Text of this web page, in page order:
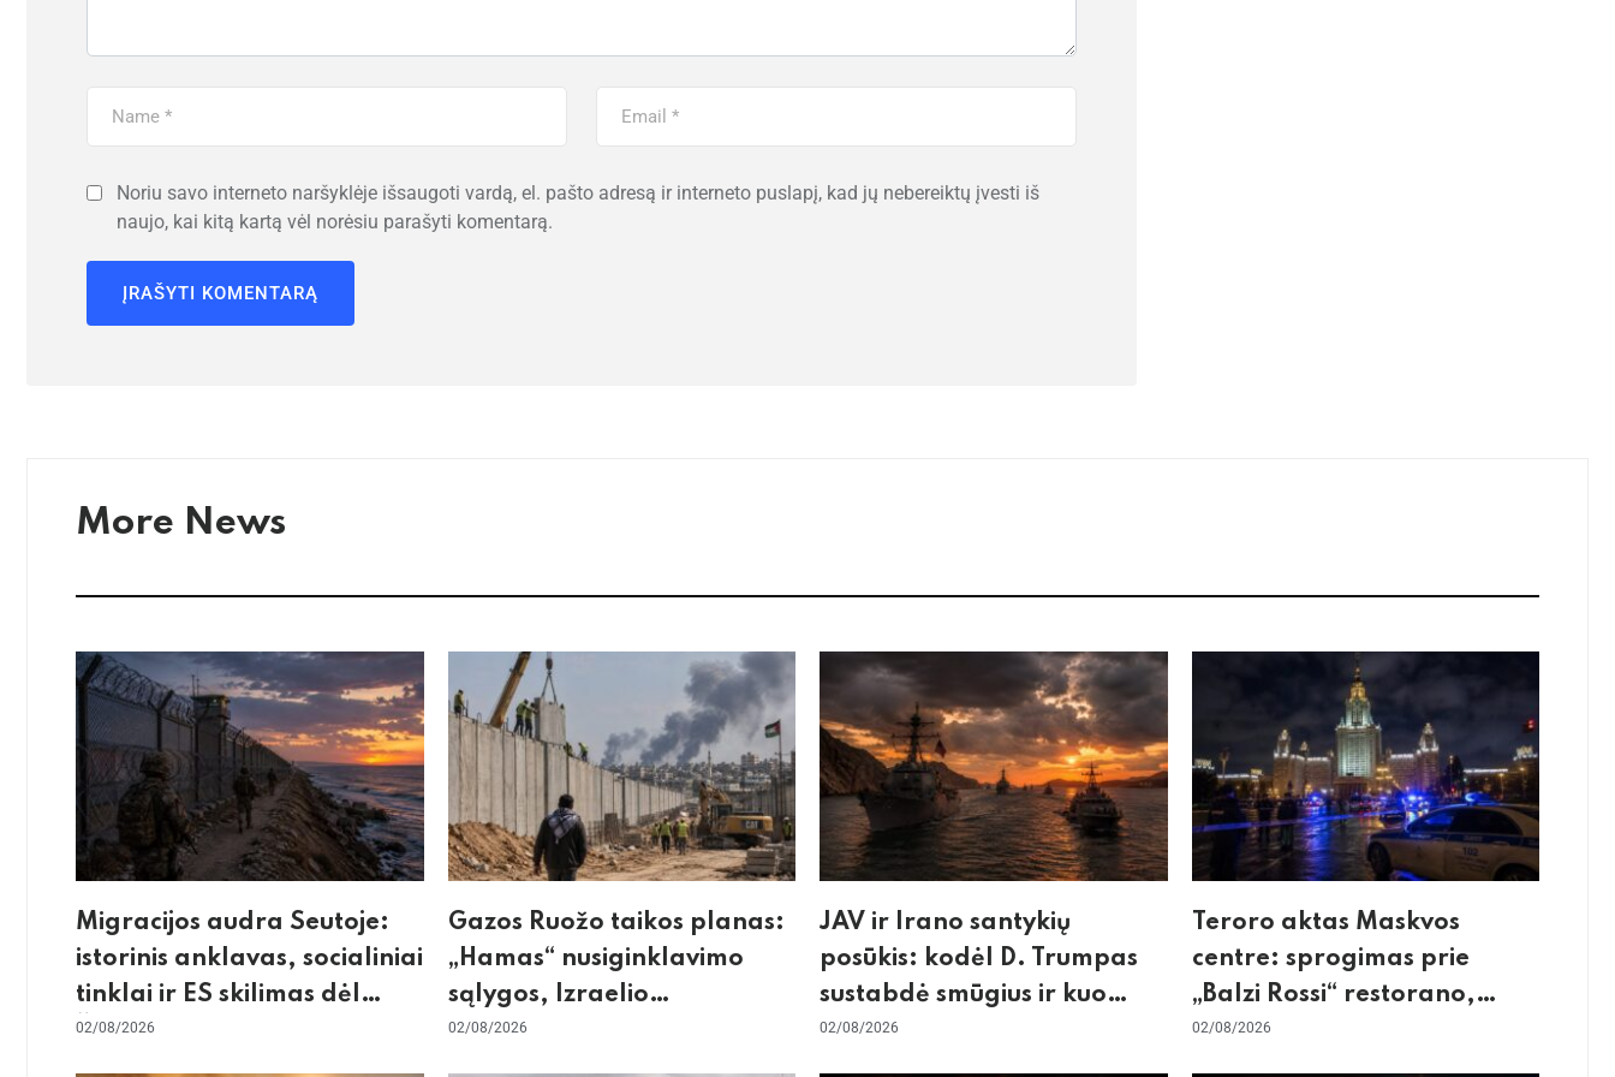
Noriu savo interneto naršyklėje išsaugoti vardą, el. pašto adresą ir interneto puslapį, kad jų nebereiktų įvesti iš
naujo, kai kitą kartą vėl norėsiu parašyti komentarą.
More News
Migracijos audra Seutoje:
istorinis anklavas, socialiniai
tinklai ir ES skilimas dėl
Šengeno zonos
02/08/2026
Gazos Ruožo taikos planas:
„Hamas“ nusiginklavimo
sąlygos, Izraelio
skepticizmas ir ES nerimas
dėl sienos
02/08/2026
JAV ir Irano santykių
posūkis: kodėl D. Trumpas
sustabdė smūgius ir kuo
rizikuoja pasaulio
ekonomika
02/08/2026
Teroro aktas Maskvos
centre: sprogimas prie
„Balzi Rossi“ restorano,
mirtininkės apgulė ir tikrieji
taikiniai
02/08/2026